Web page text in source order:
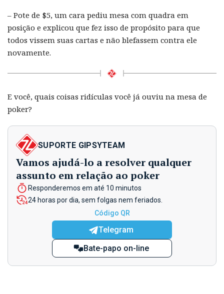
– Pote de $5, um cara pediu mesa com quadra em
posição e explicou que fez isso de propósito para que
todos vissem suas cartas e não blefassem contra ele
novamente.
E você, quais coisas ridículas você já ouviu na mesa de
poker?
SUPORTE GIPSYTEAM
Vamos ajudá-lo a resolver qualquer
assunto em relação ao poker
Responderemos em até 10 minutos
24 horas por dia, sem folgas nem feriados.
Código QR
Telegram
Bate-papo on-line